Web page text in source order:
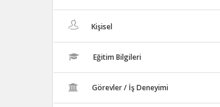
Kişisel
Eğitim Bilgileri
Görevler / İş Deneyimi